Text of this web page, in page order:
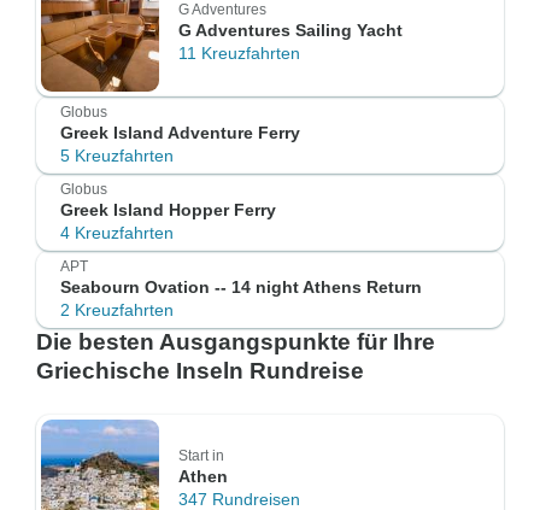
G Adventures
G Adventures Sailing Yacht
11 Kreuzfahrten
Globus
Greek Island Adventure Ferry
5 Kreuzfahrten
Globus
Greek Island Hopper Ferry
4 Kreuzfahrten
APT
Seabourn Ovation -- 14 night Athens Return
2 Kreuzfahrten
Die besten Ausgangspunkte für Ihre
Griechische Inseln Rundreise
Start in
Athen
347 Rundreisen